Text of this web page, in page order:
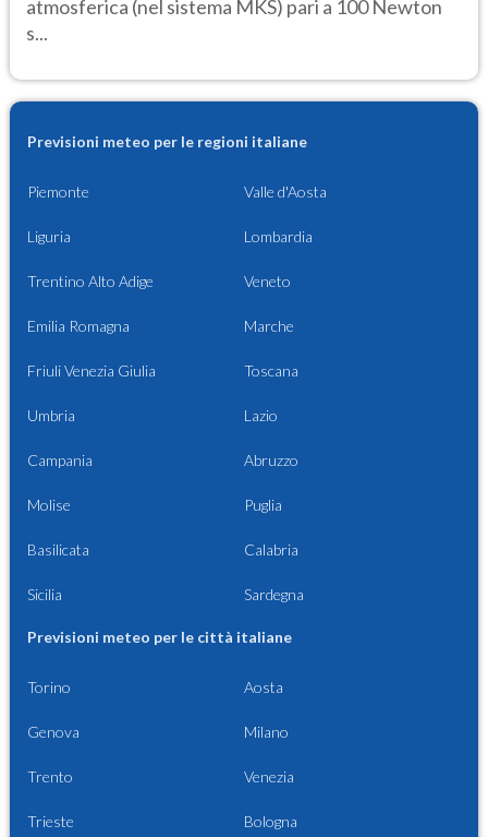
atmosferica (nel sistema MKS) pari a 100 Newton
s...
Previsioni meteo per le regioni italiane
Piemonte Valle d'Aosta
Liguria Lombardia
Trentino Alto Adige Veneto
Emilia Romagna Marche
Friuli Venezia Giulia Toscana
Umbria Lazio
Campania Abruzzo
Molise Puglia
Basilicata Calabria
Sicilia Sardegna
Previsioni meteo per le città italiane
Torino Aosta
Genova Milano
Trento Venezia
Trieste Bologna